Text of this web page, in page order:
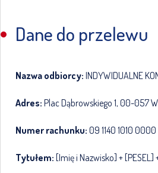
Dane do przelewu
Nazwa odbiorcy: INDYWIDUALNE
Adres: Plac Dąbrowskiego 1, 00-057
Numer rachunku: 09 1140 1010
Tytułem: [Imię i Nazwisko] + [PESEL]